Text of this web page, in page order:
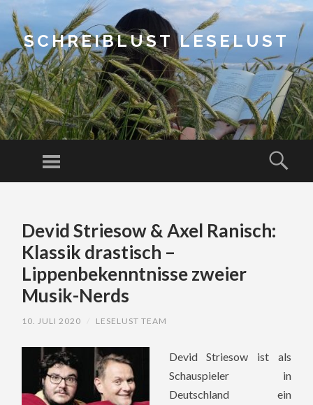
SCHREIBLUST LESELUST
Menu
CONTENTDevid Striesow & Axel Ranisch:
Klassik drastisch –
Lippenbekenntnisse zweier
Musik-Nerds
10. JULI 2020 LESELUST TEAM
Devid Striesow ist als
Schauspieler in
Deutschland ein